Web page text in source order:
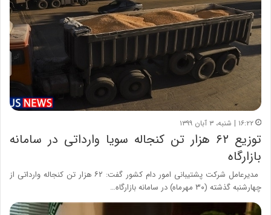
۱۶:۲۲ | شنبه، ۳ آبان ۱۳۹۹
توزیع ۶۲ هزار تن کنجاله سویا وارداتی در سامانه
بازارگاه
مدیرعامل شرکت پشتیبانی امور دام کشور گفت: ۶۲ هزار تن کنجاله وارداتی از
چهارشنبه گذشته (۳۰ مهرماه) در سامانه بازارگاه…